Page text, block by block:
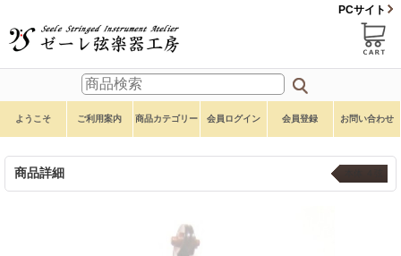
PCサイト
ようこそ ご利用案内 商品カテゴリー 会員ログイン 会員登録 お問い合わせ
商品詳細